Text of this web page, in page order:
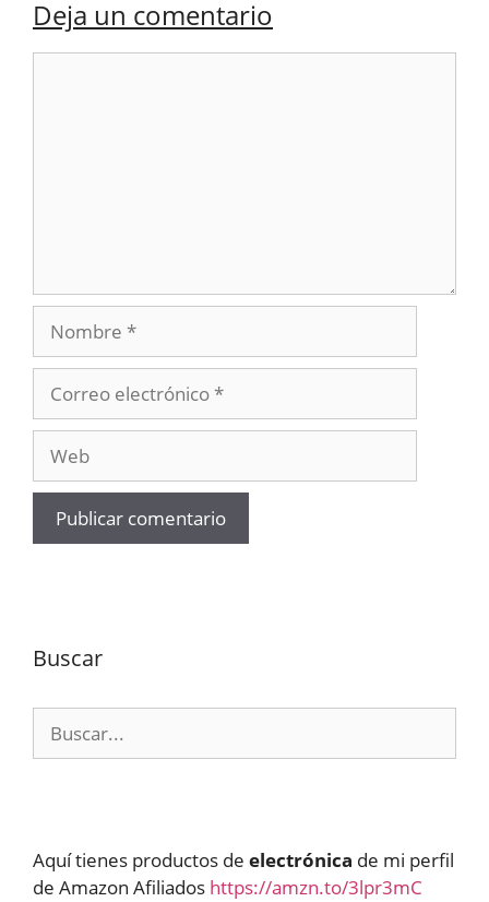
Deja un comentario
Nombre
electrónico
Buscar
Aquí tienes productos de electrónica de mi perfil
de Amazon Afiliados https://amzn.to/3lpr3mC